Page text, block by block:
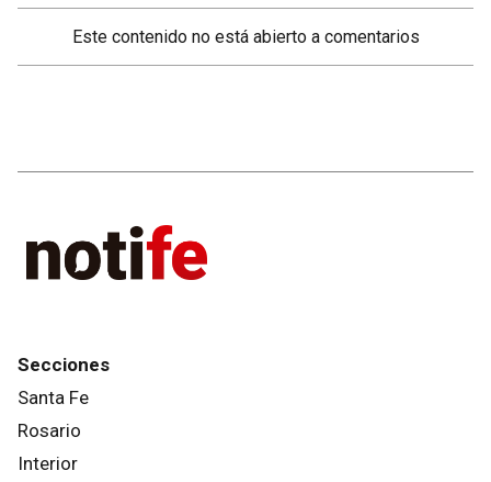
Este contenido no está abierto a comentarios
Secciones
Santa Fe
Rosario
Interior